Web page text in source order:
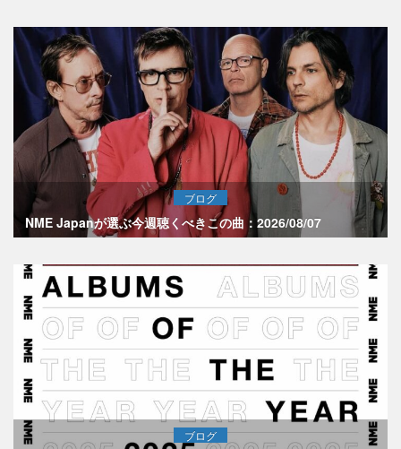
ブログ
NME Japanが選ぶ今週聴くべきこの曲：2026/08/07
ブログ